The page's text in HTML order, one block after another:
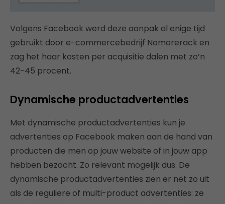
Volgens Facebook werd deze aanpak al enige tijd
gebruikt door e-commercebedrijf Nomorerack en
zag het haar kosten per acquisitie dalen met zo’n
42-45 procent.
Dynamische productadvertenties
Met dynamische productadvertenties kun je
advertenties op Facebook maken aan de hand van
producten die men op jouw website of in jouw app
hebben bezocht. Zo relevant mogelijk dus. De
dynamische productadvertenties zien er net zo uit
als de reguliere of multi-product advertenties: ze